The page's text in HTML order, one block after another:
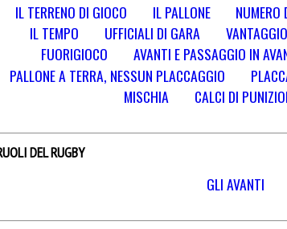
IL TERRENO DI GIOCO IL PALLONE NUMERO
IL TEMPO
UFFICIALI DI GARA VANTAGGIO
FUORIGIOCO
AVANTI E PASSAGGIO IN
PALLONE A TERRA, NESSUN PLACCAGGIO
MISCHIA
CALCI DI
DEL RUGBY
GLI AVANTI